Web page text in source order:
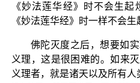
《妙法莲华经》时不会生
《妙法莲华经》时一样不会生
佛陀灭度之后，想要如
义理，这是很困难的。如来
义理者，就是诸天以及所有人